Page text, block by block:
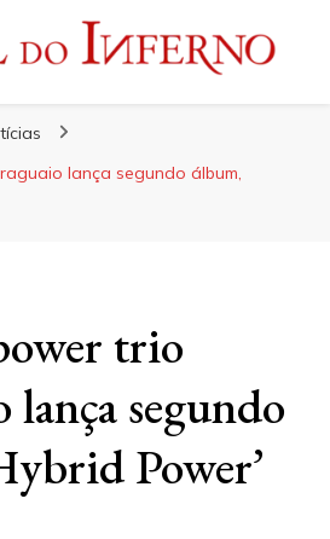
lança segundo álbum,
trio
lança segundo
Power’